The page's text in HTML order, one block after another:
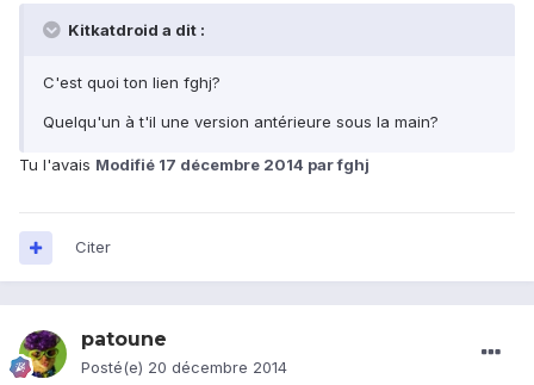
Kitkatdroid a dit :
C'est quoi ton lien fghj?
Quelqu'un à t'il une version antérieure sous la main?
Tu l'avais Modifié 17 décembre 2014 par fghj
Citer
patoune
Posté(e) 20 décembre 2014